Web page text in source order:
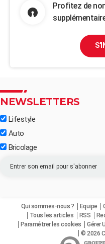
Profitez de
NEWSLETTERS
Lifestyle
Auto
Bricolage
Qui sommes-nous ? Equipe
Tous les articles
RSS
Paramétrer les cookies
Gérer
© 2026